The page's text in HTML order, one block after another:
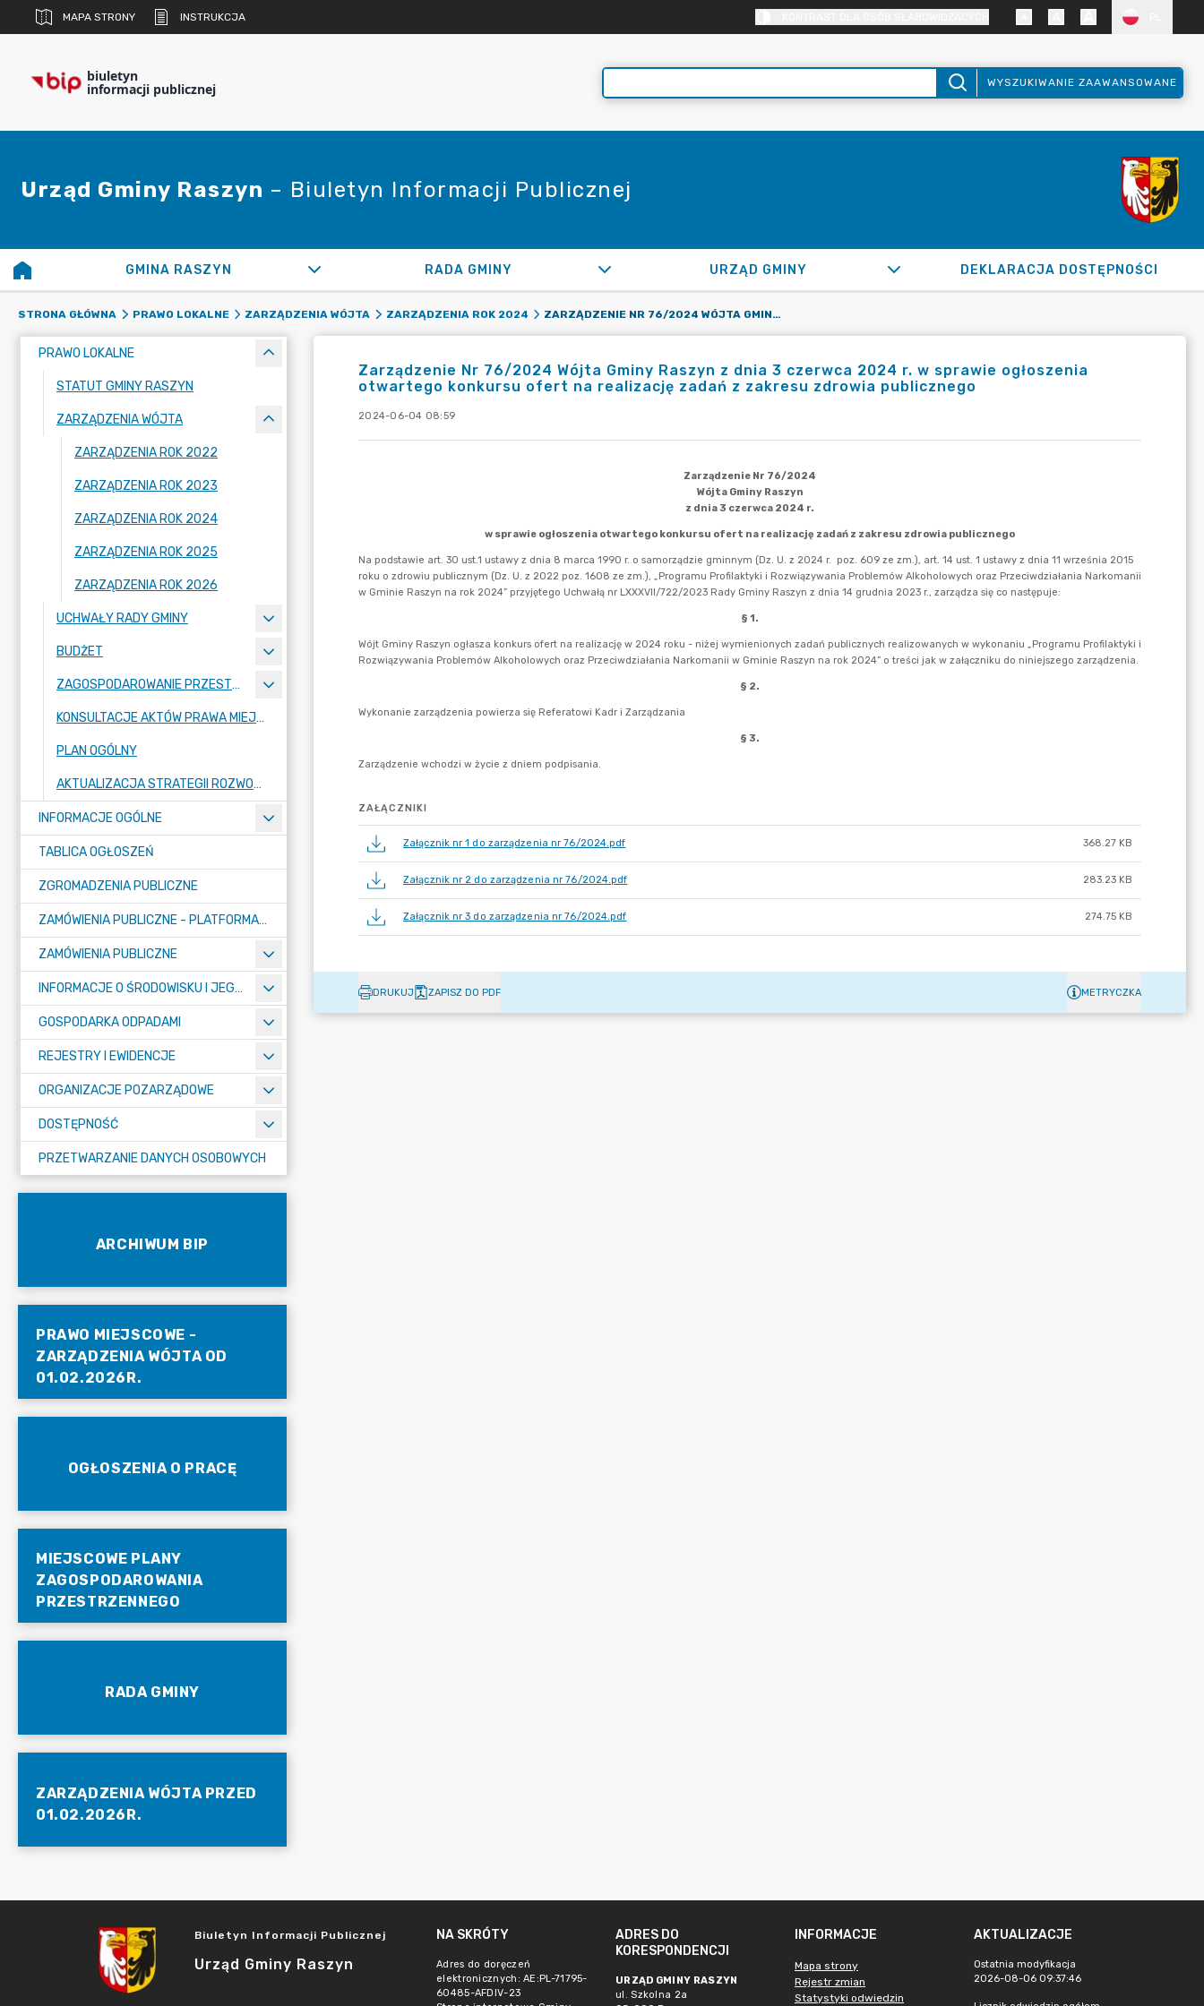
MAPA STRONY INSTRUKCJA
biuletyn
informacji publicznej WYSZUKIWANIE ZAAWANSOWANE
Urząd Gminy Raszyn – Biuletyn Informacji Publicznej
GMINA RASZYN RADA GMINY URZĄD GMINY DEKLARACJA DOSTĘPNOŚCI
STRONA GŁÓWNA PRAWO LOKALNE ZARZĄDZENIA WÓJTA ZARZĄDZENIA ROK 2024 ZARZĄDZENIE NR 76/2024 WÓJTA GMINY RASZYN Z DNIA 3 CZERWCA 2024 R. W SPRAWIE OGŁOSZENIA OTWARTEGO KONKURSU OFERT NA REALIZACJĘ ZADAŃ Z ZAKRESU ZDROWIA PUBLICZNEGO
PRAWO LOKALNE
STATUT GMINY RASZYN
ZARZĄDZENIA WÓJTA
ZARZĄDZENIA ROK 2022
ZARZĄDZENIA ROK 2023
ZARZĄDZENIA ROK 2024
ZARZĄDZENIA ROK 2025
ZARZĄDZENIA ROK 2026
UCHWAŁY RADY GMINY
BUDŻET
ZAGOSPODAROWANIE PRZESTRZENNE
KONSULTACJE AKTÓW PRAWA MIEJSCOWEGO I INNYCH AKTÓW PRAWNYCH
PLAN OGÓLNY
AKTUALIZACJA STRATEGII ROZWOJU GMINY RASZYN
INFORMACJE OGÓLNE
TABLICA OGŁOSZEŃ
ZGROMADZENIA PUBLICZNE
ZAMÓWIENIA PUBLICZNE - PLATFORMA ZAKUPOWA (OD 01.05.2025R.)
ZAMÓWIENIA PUBLICZNE
INFORMACJE O ŚRODOWISKU I JEGO OCHRONIE
GOSPODARKA ODPADAMI
REJESTRY I EWIDENCJE
ORGANIZACJE POZARZĄDOWE
DOSTĘPNOŚĆ
PRZETWARZANIE DANYCH OSOBOWYCH
ARCHIWUM BIP
PRAWO MIEJSCOWE -
ZARZĄDZENIA WÓJTA OD
01.02.2026R.
OGŁOSZENIA O PRACĘ
MIEJSCOWE PLANY
ZAGOSPODAROWANIA
PRZESTRZENNEGO
RADA GMINY
ZARZĄDZENIA WÓJTA PRZED
01.02.2026R.
Zarządzenie Nr 76/2024 Wójta Gminy Raszyn z dnia 3 czerwca 2024 r. w sprawie ogłoszenia
otwartego konkursu ofert na realizację zadań z zakresu zdrowia publicznego
2024-06-04 08:59
ZAŁĄCZNIKI
Załącznik nr 1 do zarządzenia nr 76/2024.pdf 368.27 KB
Załącznik nr 2 do zarządzenia nr 76/2024.pdf 283.23 KB
Załącznik nr 3 do zarządzenia nr 76/2024.pdf 274.75 KB
DRUKUJ ZAPISZ DO PDF METRYCZKA
Biuletyn Informacji Publicznej
Urząd Gminy Raszyn
NA SKRÓTY
Adres do doręczeń
elektronicznych: AE:PL-71795-
60485-AFDIV-23
ADRES DO
KORESPONDENCJI
URZĄD GMINY RASZYN
ul. Szkolna 2a
INFORMACJE
Mapa strony
Rejestr zmian
Statystyki odwiedzin
AKTUALIZACJE
Ostatnia modyfikacja
2026-08-06 09:37:46